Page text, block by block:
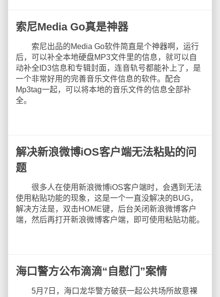
索尼Media Go真是神器
索尼出品的Media Go软件简直是个神器啊，运行
后，可以补全本地硬盘MP3文件里的信息，就可以自
动补全ID3信息和专辑封面，连音轨号都能补上了，是
一个非常好用的完善音乐文件信息的软件。配合
Mp3tag一起，可以将本地的音乐文件的信息全部补
全。
解决新浪微博iOS客户端无法粘贴的问
题
很多人在使用新浪微博iOS客户端时，会遇到无法
使用粘贴功能的现象，这是一个一直没解决的BUG，
解决方法是，双击HOME键，后台关闭新浪微博客户
端，然后再打开新浪微博客户端，即可使用粘贴功能。
海口警方公布滴滴“自慰门”案情
5月7日，海口龙华警方破获一起公共场所故意裸